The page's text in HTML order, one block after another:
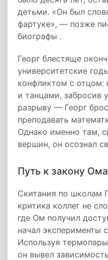
детьми. «Он был
фартуке», — позже
биографы .
Георг блестяще
университетские
конфликтом с отцом:
и танцами, забросив
разрыву — Георг
преподавать
Однако именно там,
вершин, он осознал
Путь к закону Ома
Скитания по школам
критика коллег не
где Ом получил
начал эксперименты
Используя
он вывел